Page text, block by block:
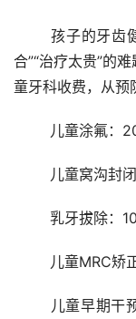
合”“治疗太贵”的
童牙科收费，从预
儿童涂氟：
儿童窝沟封
乳牙拔除：
儿童MRC矫